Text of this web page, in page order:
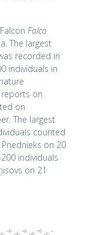
Falco
The largest
recorded in
individuals in
on
on
The largest
counted
on 20
individuals
on 21